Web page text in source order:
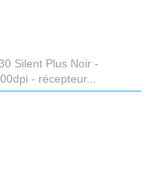
Silent Plus Noir -
- récepteur...